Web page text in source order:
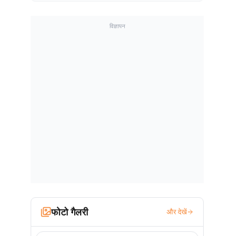
विज्ञापन
फोटो गैलरी और देखें